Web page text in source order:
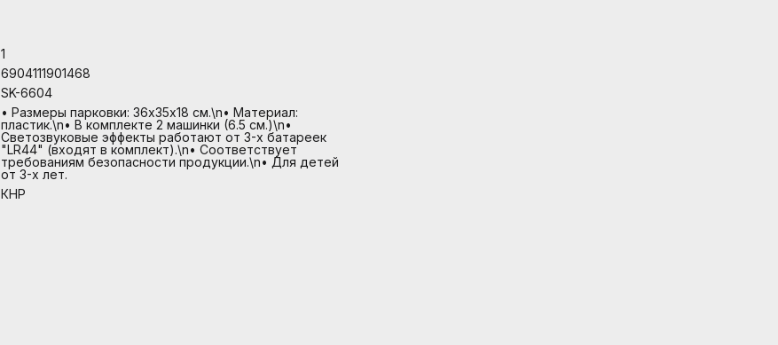
1
6904111901468
SK-6604
• Размеры парковки: 36х35х18 см.\n• Материал:
пластик.\n• В комплекте 2 машинки (6.5 см.)\n•
Светозвуковые эффекты работают от 3-х батареек
"LR44" (входят в комплект).\n• Соответствует
требованиям безопасности продукции.\n• Для детей
от 3-х лет.
КНР